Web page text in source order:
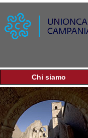
M
e
n
u
p
r
Chi siamo